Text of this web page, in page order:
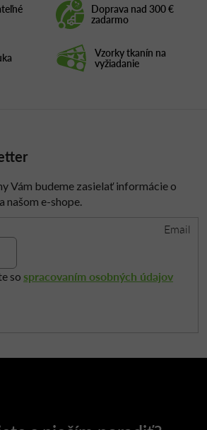
u
Doprava nad 300 €
zadarmo
Vzorky tkanín na
vyžiadanie
Vám budeme zasielať informácie o
našom e-shope.
Email
so spracovaním osobných údajov